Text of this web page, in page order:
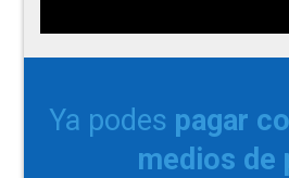
Ya podes pagar
medios de